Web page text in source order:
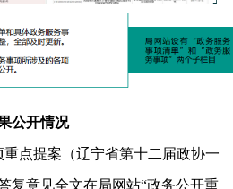
公开情况
点提案（辽宁省第十二届政协一
复意见全文在局网站“政务公开重